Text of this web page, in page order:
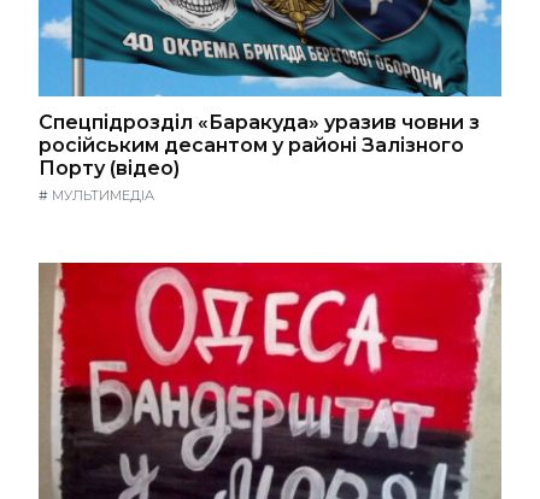
Спецпідрозділ «Баракуда» уразив човни з
російським десантом у районі Залізного
Порту (відео)
# МУЛЬТИМЕДІА